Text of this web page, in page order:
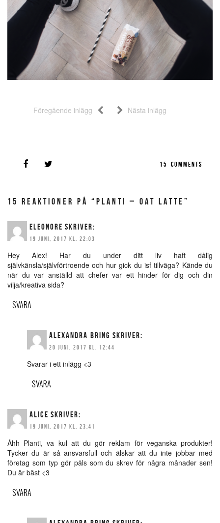
Föregående inlägg Nästa inlägg
15 COMMENTS
15 REAKTIONER PÅ “PLANTI – OAT LATTE”
ELEONORE SKRIVER:
19 JUNI, 2017 KL. 22:03
Hey Alex! Har du under ditt liv haft dålig
självkänsla/självförtroende och hur gick du isf tillväga? Kände du
när du var anställd att chefer var ett hinder för dig och din
vilja/kreativa sida?
SVARA
ALEXANDRA BRING SKRIVER:
20 JUNI, 2017 KL. 12:44
Svarar i ett inlägg <3
SVARA
ALICE SKRIVER:
19 JUNI, 2017 KL. 23:41
Åhh Planti, va kul att du gör reklam för veganska produkter!
Tycker du är så ansvarsfull och älskar att du inte jobbar med
företag som typ gör päls som du skrev för några månader sen!
Du är bäst <3
SVARA